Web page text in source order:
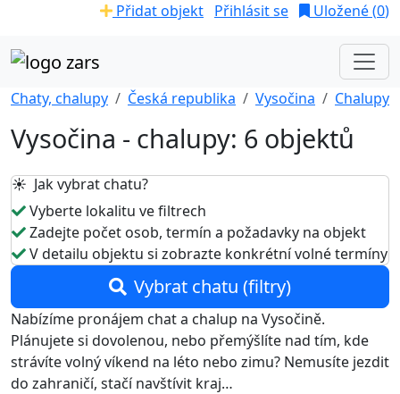
Přidat objekt Přihlásit se Uložené (0)
Chaty, chalupy Česká republika Vysočina Chalupy
Vysočina - chalupy: 6 objektů
☀️ Jak vybrat chatu?
Vyberte lokalitu ve filtrech
Zadejte počet osob, termín a požadavky na objekt
V detailu objektu si zobrazte konkrétní volné termíny
Vybrat chatu (filtry)
Nabízíme pronájem chat a chalup na Vysočině.
Plánujete si dovolenou, nebo přemýšlíte nad tím, kde
strávíte volný víkend na léto nebo zimu? Nemusíte jezdit
do zahraničí, stačí navštívit kraj…